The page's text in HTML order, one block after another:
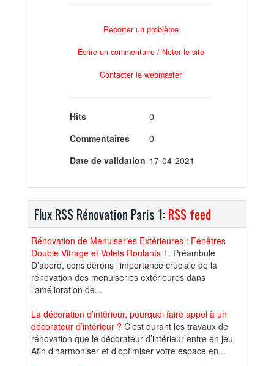
Reporter un problème
Ecrire un commentaire / Noter le site
Contacter le webmaster
Hits
0
Commentaires
0
Date de validation 17-04-2021
Flux RSS Rénovation Paris 1:RSS feed
Rénovation de Menuiseries Extérieures : Fenêtres
Double Vitrage et Volets Roulants 1. Préambule
D’abord, considérons l’importance cruciale de la
rénovation des menuiseries extérieures dans
l’amélioration de...
La décoration d’intérieur, pourquoi faire appel à un
décorateur d’intérieur ? C’est durant les travaux de
rénovation que le décorateur d’intérieur entre en jeu.
Afin d’harmoniser et d’optimiser votre espace en...